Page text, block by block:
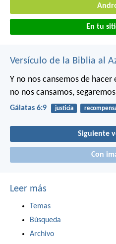
En tu
Versículo de la Biblia al
Y no nos cansemos de hacer
no nos cansamos,
Gálatas 6:9 justicia
Siguiente
Con
Leer más
Temas
Búsqueda
Archivo